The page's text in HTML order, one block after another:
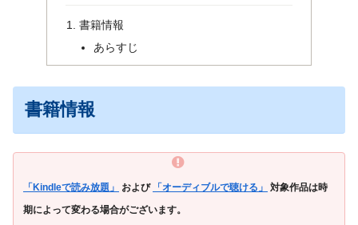
書籍情報
あらすじ
書籍情報
「Kindleで読み放題」 および 「オーディブルで聴ける」
対象作品は時
期によって変わる場合がございます。